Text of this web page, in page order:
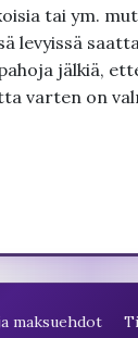
tai ym.
levyissä
jälkiä,
varten on
maksuehdot